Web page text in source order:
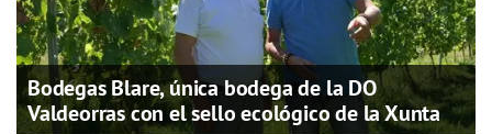
Bodegas Blare, única bodega de la DO
Valdeorras con el sello ecológico de la Xunta